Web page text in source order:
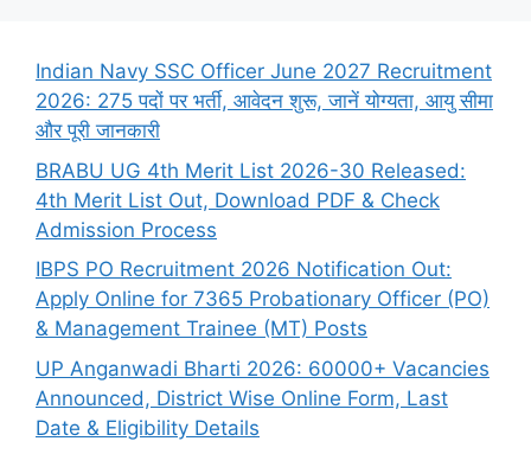
Indian Navy SSC Officer June 2027 Recruitment
2026: 275 पदों पर भर्ती, आवेदन शुरू, जानें योग्यता, आयु सीमा
और पूरी जानकारी
BRABU UG 4th Merit List 2026-30 Released:
4th Merit List Out, Download PDF & Check
Admission Process
IBPS PO Recruitment 2026 Notification Out:
Apply Online for 7365 Probationary Officer (PO)
& Management Trainee (MT) Posts
UP Anganwadi Bharti 2026: 60000+ Vacancies
Announced, District Wise Online Form, Last
Date & Eligibility Details